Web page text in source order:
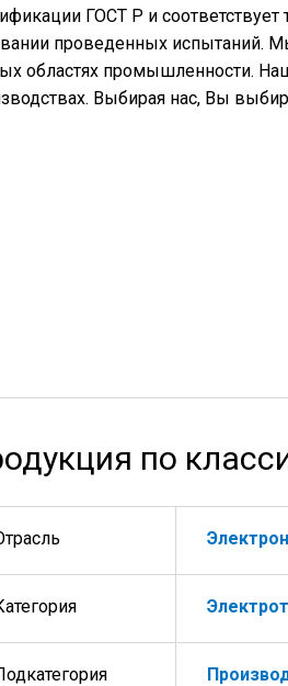
ГОСТ Р и
проведенных испытаний.
областях промышленности.
Выбирая нас, Вы
по